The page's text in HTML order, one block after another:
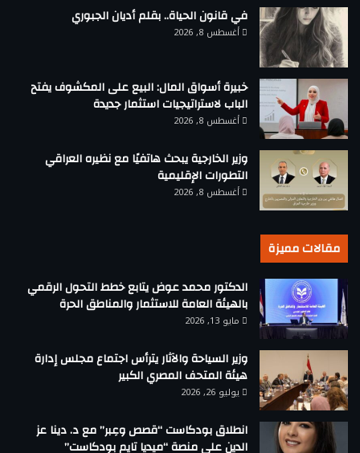
في قانون الحياة.. بقلم أديان الجبوري
أغسطس 8, 2026
خبيرة أسواق المال: البيع على المكشوف يفتح
الباب لاستراتيجيات استثمار جديدة
أغسطس 8, 2026
وزير الخارجية يبحث هاتفيًا مع نظيره العراقي
التطورات الإقليمية
أغسطس 8, 2026
مقالات مميزة
الدكتور محمد عوض يتابع خطط التحول الرقمي
بالهيئة العامة للاستثمار والمناطق الحرة
مايو 13, 2026
وزير السياحة والآثار يترأس اجتماع مجلس إدارة
هيئة المتحف المصري الكبير
يوليو 26, 2026
انطلاق بودكاست “قصص وعِبر” مع د. دينا عز
الدين على منصة “ميديا تايم بودكاست”